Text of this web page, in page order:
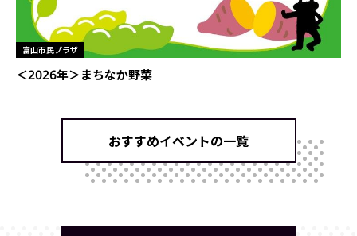
富山市民プラザ
＜2026年＞まちなか野菜
おすすめイベントの一覧